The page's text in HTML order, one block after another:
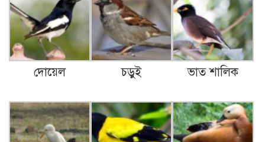
দোয়েল চড়ুই ভাত শালিক